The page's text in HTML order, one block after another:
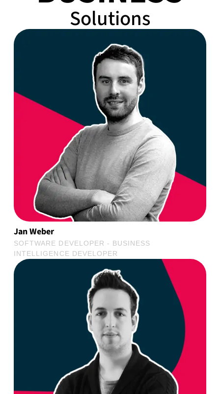
Solutions
Jan Weber
SOFTWARE DEVELOPER - BUSINESS
INTELLIGENCE DEVELOPER